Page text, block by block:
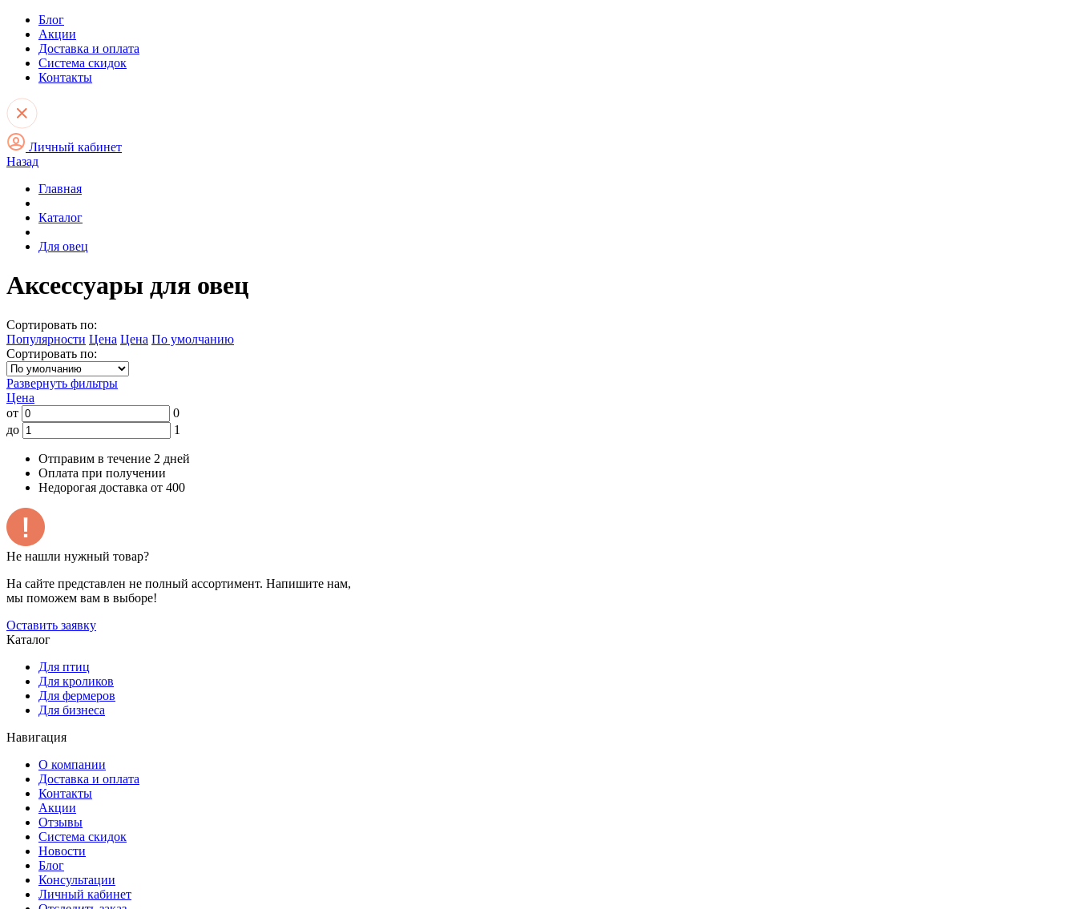
Блог
Акции
Доставка и оплата
Система скидок
Контакты
Личный кабинет
Назад
Главная
Каталог
Для овец
Аксессуары для овец
Сортировать по:
Популярности Цена Цена По умолчанию
Сортировать по:
Развернуть фильтры
Цена
от
0
до
1
Отправим в течение 2 дней
Оплата при получении
Недорогая доставка от 400
Не нашли нужный товар?
На сайте представлен не полный ассортимент. Напишите нам,
мы поможем вам в выборе!
Оставить заявку
Каталог
Для птиц
Для кроликов
Для фермеров
Для бизнеса
Навигация
О компании
Доставка и оплата
Контакты
Акции
Отзывы
Система скидок
Новости
Блог
Консультации
Личный кабинет